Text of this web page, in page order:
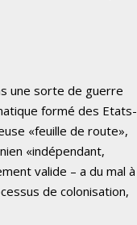
une sorte de guerre
formé des Etats-
«feuille de route»,
«indépendant,
valide – a du mal à
de colonisation,